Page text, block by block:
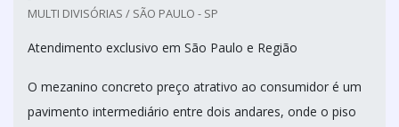
MULTI DIVISÓRIAS / SÃO PAULO - SP
Atendimento exclusivo em São Paulo e Região
O mezanino concreto preço atrativo ao consumidor é um
pavimento intermediário entre dois andares, onde o piso